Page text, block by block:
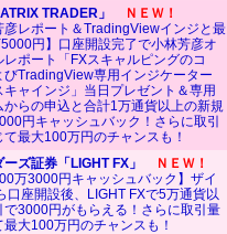
TRADER」
ＮＥＷ！
彦レポート＆TradingViewインジと最
円】口座開設完了で小林芳彦オ
レポート「FXスキャルピングのコ
びTradingView専用インジケーター
キャインジ」当日プレゼント＆専用
からの申込と合計1万通貨以上の新規
円キャッシュバック！さらに取引
て最大100万円のチャンスも！
ーズ証券「LIGHT FX」
ＮＥＷ！
万3000円キャッシュバック】ザイ
口座開設後、LIGHT FXで5万通貨以
で3000円がもらえる！さらに取引量
最大100万円のチャンスも！